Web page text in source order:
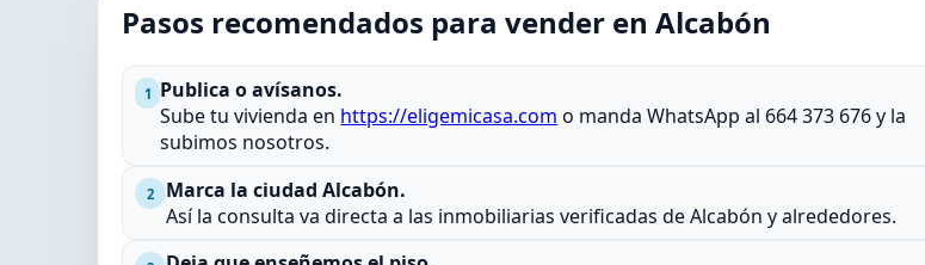
Pasos recomendados para vender en Alcabón
1 Publica o avísanos.
Sube tu vivienda en https://eligemicasa.com o manda WhatsApp al 664 373 676 y la
subimos nosotros.
2
Marca la ciudad Alcabón.
Así la consulta va directa a las inmobiliarias verificadas de Alcabón y alrededores.